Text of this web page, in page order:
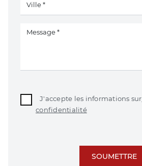
J'accepte les informations sur
confidentialité
SOUMETTRE